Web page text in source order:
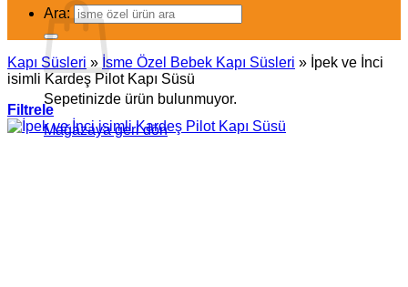
Sepetinizde ürün bulunmuyor.
Mağazaya geri dön
Ara:
Kapı Süsleri » İsme Özel Bebek Kapı Süsleri » İpek ve İnci
isimli Kardeş Pilot Kapı Süsü
Filtrele